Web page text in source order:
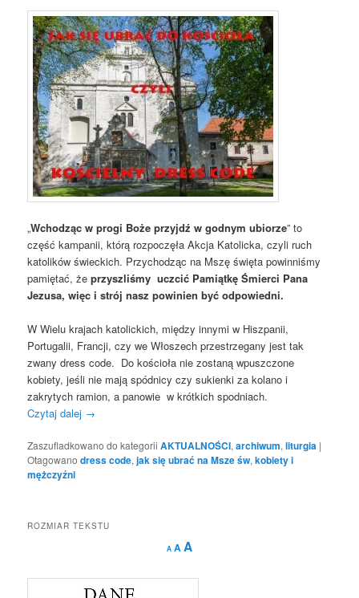
„Wchodząc w progi Boże przyjdź w godnym ubiorze” to
część kampanii, którą rozpoczęła Akcja Katolicka, czyli ruch
katolików świeckich. Przychodząc na Mszę święta powinniśmy
pamiętać, żeprzyszliśmy uczcić Pamiątkę Śmierci Pana
Jezusa, więc i strój nasz powinien być odpowiedni.
W Wielu krajach katolickich, między innymi w Hiszpanii,
Portugalii, Francji, czy we Włoszech przestrzegany jest tak
zwany dress code. Do kościoła nie zostaną wpuszczone
kobiety, jeśli nie mają spódnicy czy sukienki za kolano i
zakrytych ramion, a panowie w krótkich spodniach.
Czytaj dalej →
Zaszufladkowano do kategorii AKTUALNOŚCI,archiwum,liturgia |
Otagowano dress code,jak się ubrać na Msze św,kobiety i
mężczyźni
ROZMIAR TEKSTU
A
Decrease
font
A Reset
AIncrease